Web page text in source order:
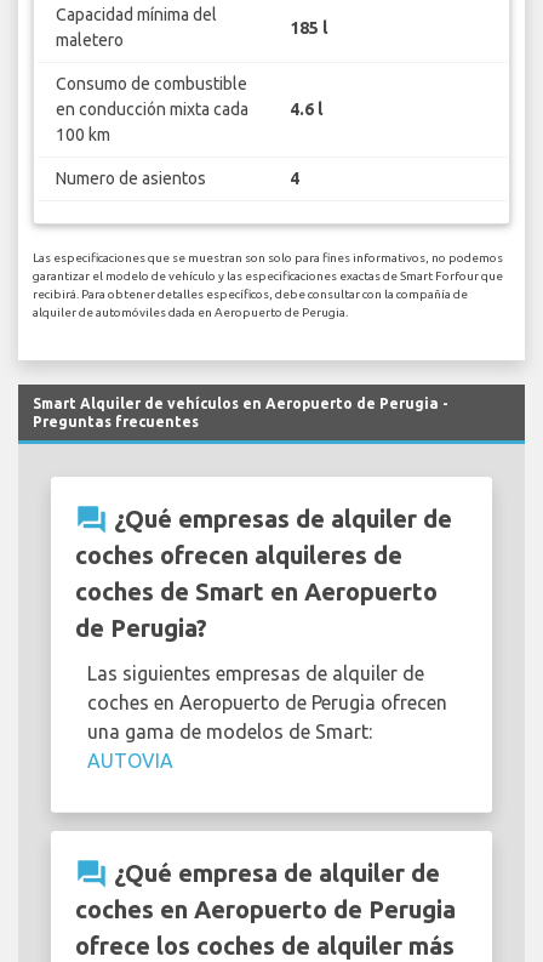
Capacidad mínima del
maletero
185 l
Consumo de combustible
en conducción mixta cada
100 km
4.6 l
Numero de asientos 4
Las especificaciones que se muestran son solo para fines informativos, no podemos
garantizar el modelo de vehículo y las especificaciones exactas de Smart Forfour que
recibirá. Para obtener detalles específicos, debe consultar con la compañía de
alquiler de automóviles dada en Aeropuerto de Perugia.
Smart Alquiler de vehículos en Aeropuerto de Perugia -
Preguntas frecuentes
question_answer ¿Qué empresas de alquiler de
coches ofrecen alquileres de
coches de Smart en Aeropuerto
de Perugia?
Las siguientes empresas de alquiler de
coches en Aeropuerto de Perugia ofrecen
una gama de modelos de Smart:
AUTOVIA
question_answer ¿Qué empresa de alquiler de
coches en Aeropuerto de Perugia
ofrece los coches de alquiler más